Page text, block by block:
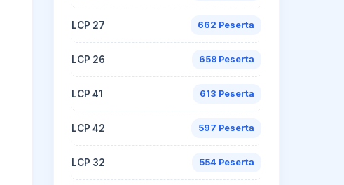
LCP 27 662 Peserta
LCP 26 658 Peserta
LCP 41 613 Peserta
LCP 42 597 Peserta
LCP 32 554 Peserta